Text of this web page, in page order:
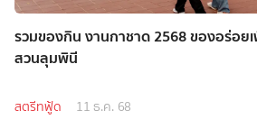
รวมของกิน งานกาชาด 2568 ของอร่อย
สวนลุมพินี
สตรีทฟู้ด 11 ธ.ค. 68